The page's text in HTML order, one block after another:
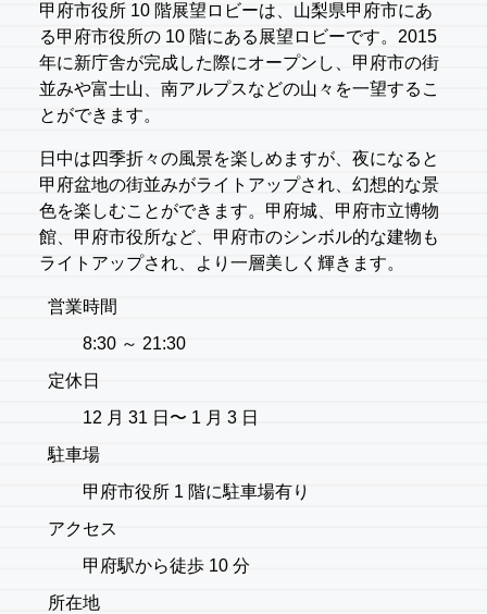
甲府市役所 10 階展望ロビーは、山梨県甲府市にあ
る甲府市役所の 10 階にある展望ロビーです。2015
年に新庁舎が完成した際にオープンし、甲府市の街
並みや富士山、南アルプスなどの山々を一望するこ
とができます。
日中は四季折々の風景を楽しめますが、夜になると
甲府盆地の街並みがライトアップされ、幻想的な景
色を楽しむことができます。甲府城、甲府市立博物
館、甲府市役所など、甲府市のシンボル的な建物も
ライトアップされ、より一層美しく輝きます。
営業時間
8:30 ～ 21:30
定休日
12 月 31 日〜 1 月 3 日
駐車場
甲府市役所 1 階に駐車場有り
アクセス
甲府駅から徒歩 10 分
所在地